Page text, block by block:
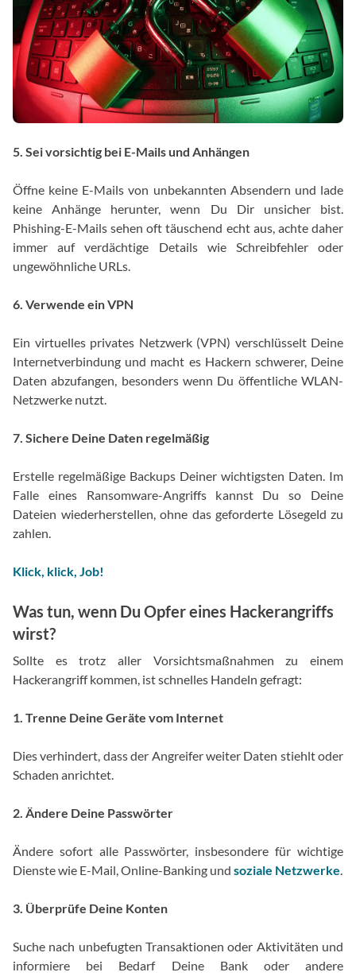
5. Sei vorsichtig bei E-Mails und Anhängen
Öffne keine E-Mails von unbekannten Absendern und lade
keine Anhänge herunter, wenn Du Dir unsicher bist.
Phishing-E-Mails sehen oft täuschend echt aus, achte daher
immer auf verdächtige Details wie Schreibfehler oder
ungewöhnliche URLs.
6. Verwende ein VPN
Ein virtuelles privates Netzwerk (VPN) verschlüsselt Deine
Internetverbindung und macht es Hackern schwerer, Deine
Daten abzufangen, besonders wenn Du öffentliche WLAN-
Netzwerke nutzt.
7. Sichere Deine Daten regelmäßig
Erstelle regelmäßige Backups Deiner wichtigsten Daten. Im
Falle eines Ransomware-Angriffs kannst Du so Deine
Dateien wiederherstellen, ohne das geforderte Lösegeld zu
zahlen.
Klick, klick, Job!
Was tun, wenn Du Opfer eines Hackerangriffs
wirst?
Sollte es trotz aller Vorsichtsmaßnahmen zu einem
Hackerangriff kommen, ist schnelles Handeln gefragt:
1. Trenne Deine Geräte vom Internet
Dies verhindert, dass der Angreifer weiter Daten stiehlt oder
Schaden anrichtet.
2. Ändere Deine Passwörter
Ändere sofort alle Passwörter, insbesondere für wichtige
Dienste wie E-Mail, Online-Banking und soziale Netzwerke.
3. Überprüfe Deine Konten
Suche nach unbefugten Transaktionen oder Aktivitäten und
informiere bei Bedarf Deine Bank oder andere